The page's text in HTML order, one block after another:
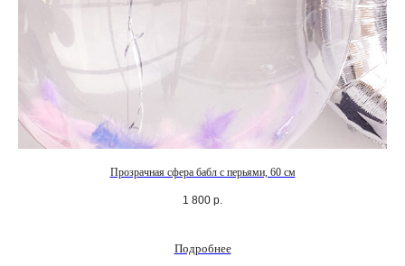
Прозрачная сфера бабл с перьями, 60 см
1 800 р.
Подробнее